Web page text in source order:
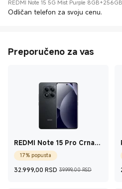
REDMI Note 15 5G Mist Purple 8GB+256GB
Odličan telefon za svoju cenu.
Preporučeno za vas
REDMI Note 15 Pro Crna
8GB+256GB
17% popusta
32.999,00 RSD Current Price
39.999,00 RSDTržišna